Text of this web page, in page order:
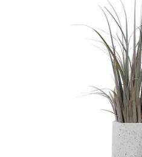
KEBIJAKAN